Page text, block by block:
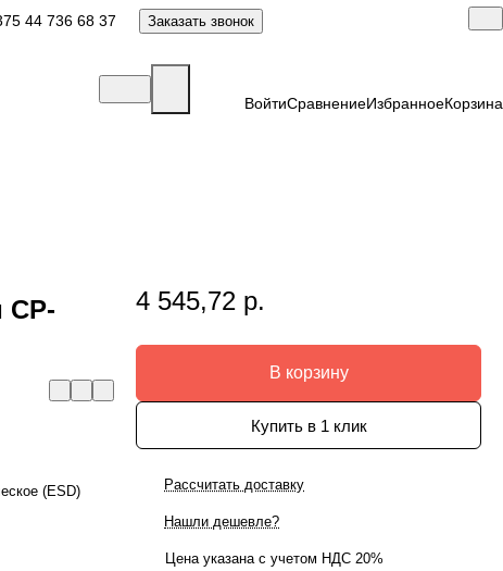
44 736 68 37 Заказать звонок
ВойтиСравнениеИзбранноеКорзина
СР-
(ESD)
4 545,72 р.
В корзину
Купить в 1 клик
Рассчитать доставку
Нашли дешевле?
Цена указана с учетом НДС 20%